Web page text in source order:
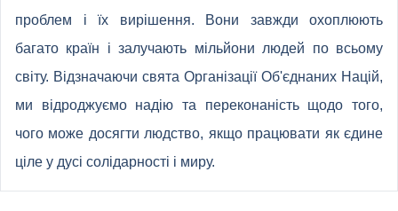
проблем і їх вирішення. Вони завжди охоплюють
багато країн і залучають мільйони людей по всьому
світу. Відзначаючи свята Організації Об'єднаних Націй,
ми відроджуємо надію та переконаність щодо того,
чого може досягти людство, якщо працювати як єдине
ціле у дусі солідарності і миру.